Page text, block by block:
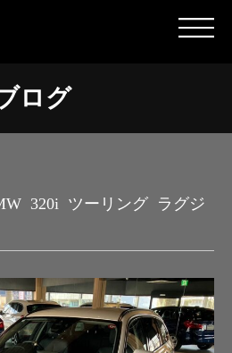
ログ
320i ツーリング ラグジ